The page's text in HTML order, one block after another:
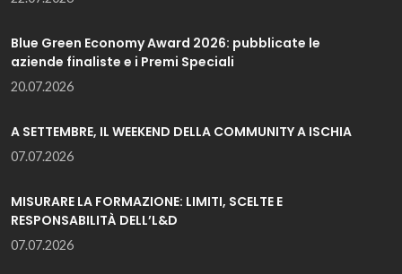
Blue Green Economy Award 2026: pubblicate le
aziende finaliste e i Premi Speciali
20.07.2026
A SETTEMBRE, IL WEEKEND DELLA COMMUNITY A ISCHIA
07.07.2026
MISURARE LA FORMAZIONE: LIMITI, SCELTE E
RESPONSABILITÀ DELL’L&D
07.07.2026